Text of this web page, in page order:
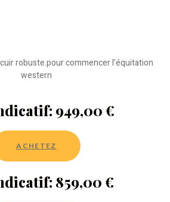
robuste.pour commencer l’équitation
western
949,00 €
ACHETEZ
859,00 €